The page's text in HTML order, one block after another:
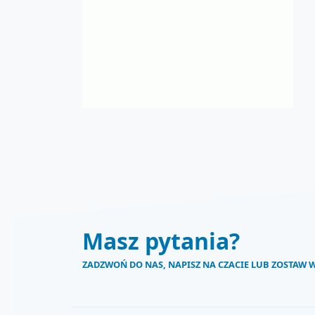
Masz pytania?
ZADZWOŃ DO NAS, NAPISZ NA CZACIE LUB ZOSTAW